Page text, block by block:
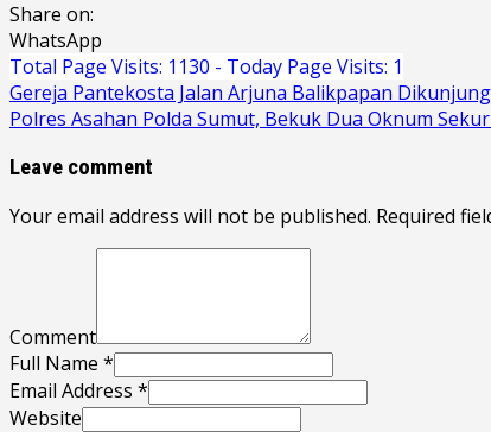
Share on:
WhatsApp
Total Page Visits: 1130 - Today Page Visits: 1
Navigasi
pos
Gereja Pantekosta Jalan Arjuna Balikpapan
Polres Asahan Polda Sumut, Bekuk Dua Oknum
Leave comment
Your email address will not be published. Required
Comment
Full Name *
Email Address *
Website